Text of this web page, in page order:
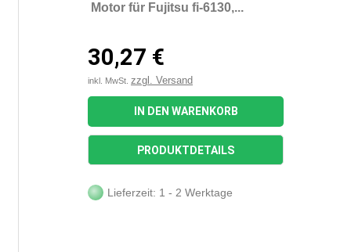
Motor für Fujitsu fi-6130,...
30,27 €
inkl. MwSt. zzgl. Versand
IN DEN WARENKORB
PRODUKTDETAILS
Lieferzeit: 1 - 2 Werktage